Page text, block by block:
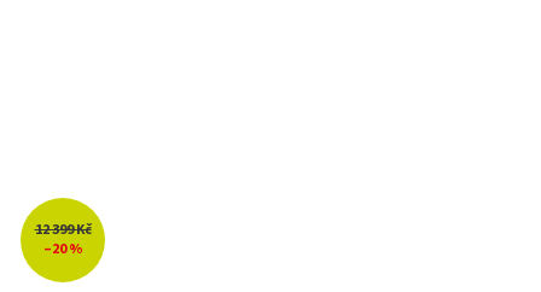
12 399 Kč
–20 %